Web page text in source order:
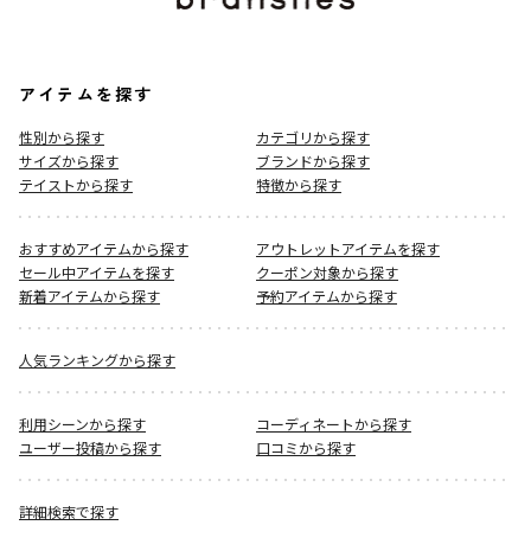
アイテムを探す
性別から探す
カテゴリから探す
サイズから探す
ブランドから探す
テイストから探す
特徴から探す
おすすめアイテムから探す
アウトレットアイテムを探す
セール中アイテムを探す
クーポン対象から探す
新着アイテムから探す
予約アイテムから探す
人気ランキングから探す
利用シーンから探す
コーディネートから探す
ユーザー投稿から探す
口コミから探す
詳細検索で探す